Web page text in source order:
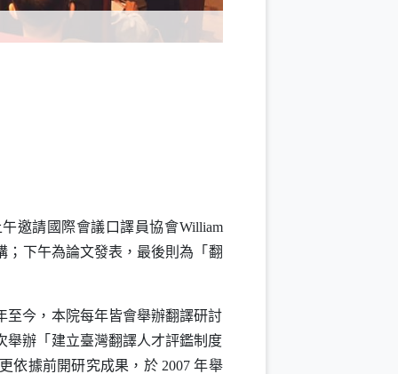
邀請國際會議口譯員協會William
；下午為論文發表，最後則為「翻
今，本院每年皆會舉辦翻譯研討
舉辦「建立臺灣翻譯人才評鑑制度
依據前開研究成果，於 2007 年舉